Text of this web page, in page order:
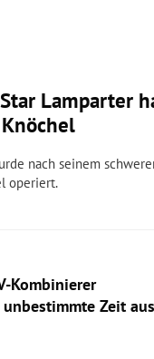
Star Lamparter
nach seinem
operiert.
Kombinierer
Zeit aus